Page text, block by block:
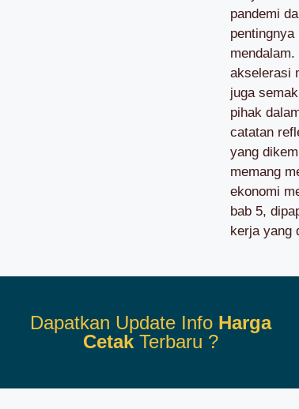
pandemi
akselerasi
juga
pihak
catatan
yang
memang
ekonomi
bab 5,
kerja yang
Dapatkan Update Info Harga
Cetak Terbaru ?